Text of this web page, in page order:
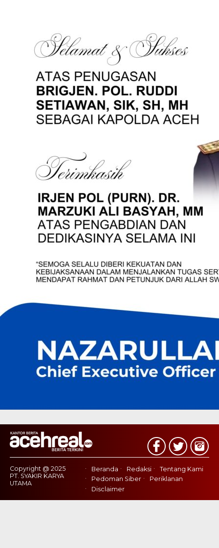
Copyright @ 2025
PT. SYAKIR KARYA
UTAMA
Beranda Redaksi
Tentang Kami
Pedoman Siber
Periklanan
Disclaimer